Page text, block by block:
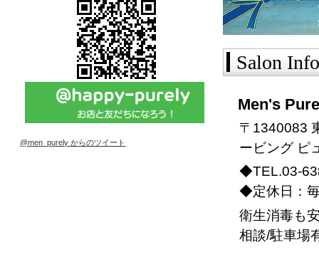
Salon
Men's
〒1340083
ービング ピ
◆TEL.03-
◆定休日：
衛生消毒も
相談/駐車場
@men_purely からのツイート